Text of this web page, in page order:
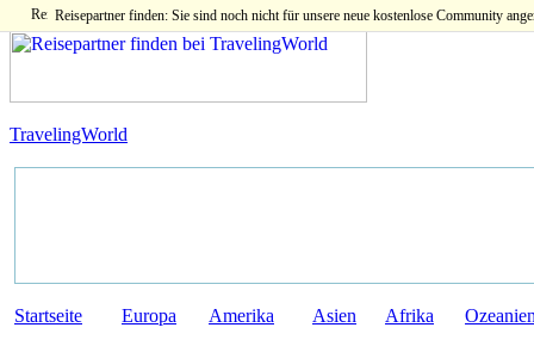
Reisepartner finden: Sie sind noch nicht für unsere neue kostenlose Community
TravelingWorld
Startseite Europa Amerika Asien Afrika